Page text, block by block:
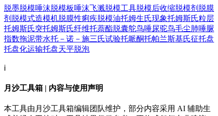
脱墨脱模唾沫脱模板唾沫飞溅脱模工具脱模后收缩脱模剂 脱膜
剂 脱模式造模机脱膜性痢疾脱模油托姆生氏现象托姆斯氏粒层
托姆斯氏突托姆斯氏纤维托萘酯脱囊鸵鸟唾尿驼鸟毛尘肺唾脲
指数拖泥带水托－诺－施三氏试验托哌酮托帕兰斯基氏征托盘
托盘化运输托盘天平脱泡
ℹ️
月沙工具箱 | 内容与使用声明
本工具由月沙工具箱编辑团队维护，部分内容采用 AI 辅助生